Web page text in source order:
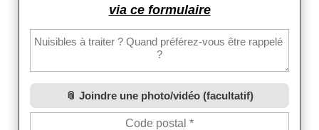
via ce formulaire
Joindre une photo/vidéo (facultatif)